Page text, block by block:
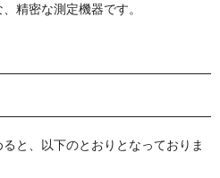
精密な測定機器です。
と、以下のとおりとなっておりま